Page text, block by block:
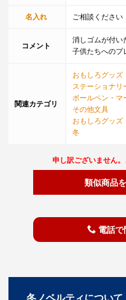
名入れ ご相談ください
コメント
消しゴムが付い
子供たちへのプ
関連カテゴリ
おもしろグッズ
ステーショナリ
ボールペン・マ
その他文具
おもしろグッズ
冬
申し訳ございません
類似商品
電話
冬ノベルティについて